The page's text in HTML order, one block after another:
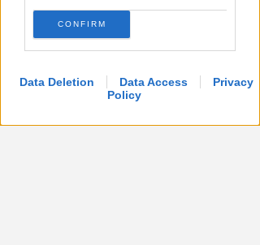
CONFIRM
Data Deletion Data Access
Privacy
Policy